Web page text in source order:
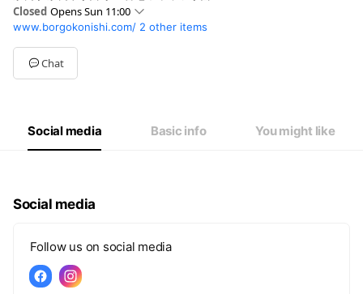
Closed Opens Sun 11:00
Sun11:00 - 15:00,18:00 - 22:00
MonClosed
Tue11:00 - 15:00,18:00 - 22:00
Wed11:00 - 15:00,18:00 - 22:00
11:00 - 15:00,18:00 - 22:00
月曜日は定休日（祝日の場合は営業）
www.borgokonishi.com/ 2 other items
Chat
Social media Basic info You might like
Social media
Follow us on social media